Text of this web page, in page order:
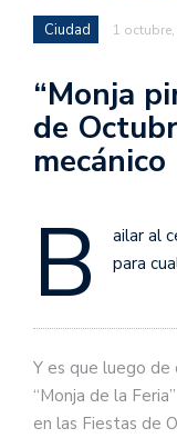
Ciudad 1
“Monja
de
mecánico
B
ailar al
para
Y es que luego de
“Monja de la
en las Fiestas de